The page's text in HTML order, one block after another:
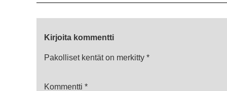
Kirjoita kommentti
Pakolliset kentät on merkitty *
Kommentti *